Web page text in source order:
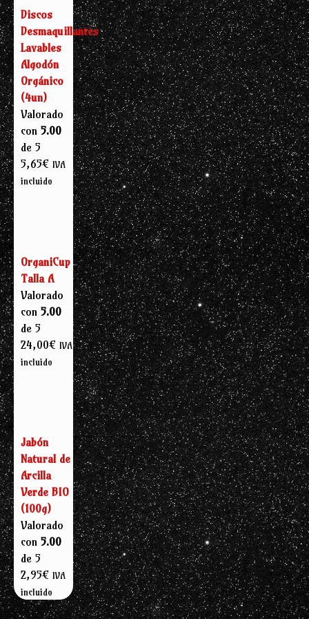
Discos
Desmaquillantes
Lavables
Algodón
Orgánico
(4un)
Valorado
con 5.00
de 5
5,65€ IVA
incluido
OrganiCup
Talla A
Valorado
con 5.00
de 5
24,00€ IVA
incluido
Jabón
Natural de
Arcilla
Verde BIO
(100g)
Valorado
con 5.00
de 5
2,95€ IVA
incluido